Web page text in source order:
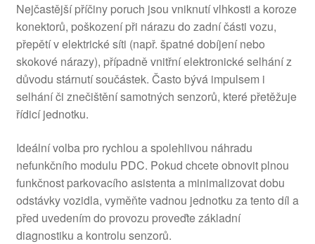
Nejčastější příčiny poruch jsou vniknutí vlhkosti a koroze
konektorů, poškození při nárazu do zadní části vozu,
přepětí v elektrické síti (např. špatné dobíjení nebo
skokové nárazy), případně vnitřní elektronické selhání z
důvodu stárnutí součástek. Často bývá impulsem i
selhání či znečištění samotných senzorů, které přetěžuje
řídicí jednotku.
Ideální volba pro rychlou a spolehlivou náhradu
nefunkčního modulu PDC. Pokud chcete obnovit plnou
funkčnost parkovacího asistenta a minimalizovat dobu
odstávky vozidla, vyměňte vadnou jednotku za tento díl a
před uvedením do provozu proveďte základní
diagnostiku a kontrolu senzorů.